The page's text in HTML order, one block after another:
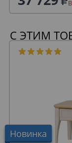
С ЭТИМ
Новинка